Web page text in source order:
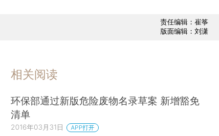
责任编辑：崔筝
版面编辑：刘潇
相关阅读
环保部通过新版危险废物名录草案 新增豁免
清单
2016年03月31日 APP打开